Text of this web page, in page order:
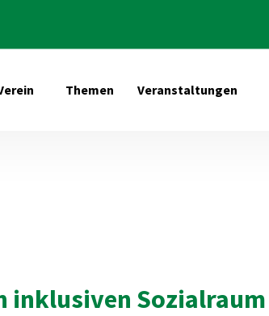
Themen Veranstaltungen
inklusiven Sozialraum